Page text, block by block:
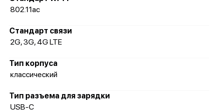
802.11ac
Стандарт связи
2G, 3G, 4G LTE
Тип корпуса
классический
Тип разъема для зарядки
USB-C